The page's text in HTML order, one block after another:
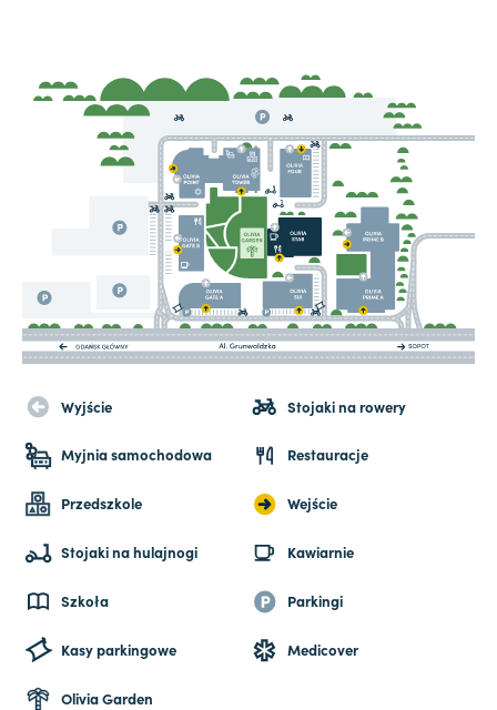
Wyjście Stojaki na rowery
Myjnia samochodowa Restauracje
Przedszkole Wejście
Stojaki na hulajnogi Kawiarnie
Szkoła Parkingi
Kasy parkingowe Medicover
Olivia Garden